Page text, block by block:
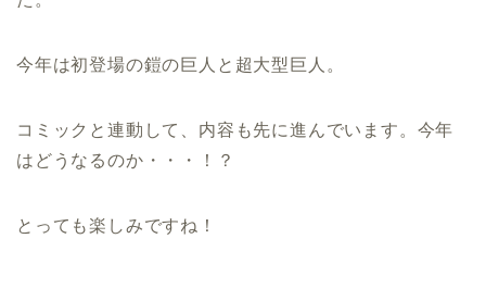
今年は初登場の鎧の巨人と超大型巨人。
コミックと連動して、内容も先に進んでいます。今年
はどうなるのか・・・！？
とっても楽しみですね！